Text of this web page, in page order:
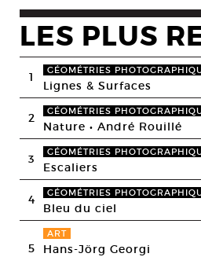
LES PLUS
1 GÉOMÉTRIES
Lignes & Surfaces
2 GÉOMÉTRIES
Nature • André Rouillé
3 GÉOMÉTRIES
Escaliers
4 GÉOMÉTRIES
Bleu du ciel
5
ART
Hans-Jörg Georgi